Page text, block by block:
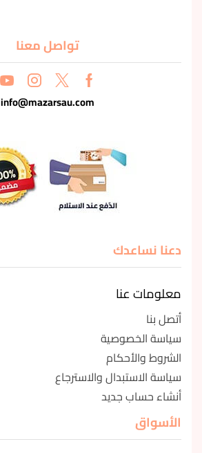
تواصل معنا
info@mazarsau.com
دعنا نساعدك
معلومات عنا
أتصل بنا
سياسة الخصوصية
الشروط والأحكام
سياسة الاستبدال والاسترجاع
أنشاء حساب جديد
الأسواق